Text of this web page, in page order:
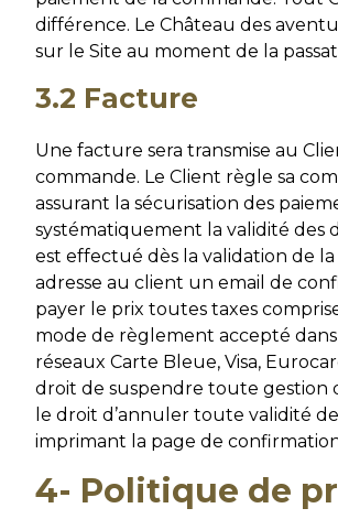
différence. Le Château des
sur le Site au moment de la
3.2 Facture
Une facture sera transmise au
commande. Le Client règle sa
assurant la sécurisation des
systématiquement la validité des
est effectué dès la validation de
adresse au client un email de
payer le prix toutes taxes
mode de règlement accepté
réseaux Carte Bleue, Visa,
droit de suspendre toute gestion
le droit d’annuler toute validité
imprimant la page de
4- Politique de